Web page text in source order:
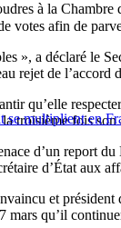
à la Chambre
votes afin de
», a déclaré le
rejet de
se multiplient en
qu’elle
troisième fois
d’un report
d’État aux
et
qu’il